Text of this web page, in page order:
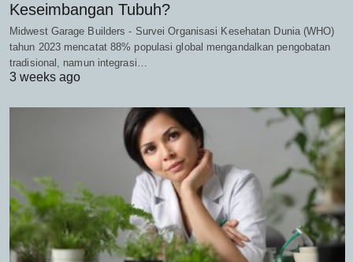
Keseimbangan Tubuh?
Midwest Garage Builders - Survei Organisasi Kesehatan Dunia (WHO)
tahun 2023 mencatat 88% populasi global mengandalkan pengobatan
tradisional, namun integrasi…
3 weeks ago